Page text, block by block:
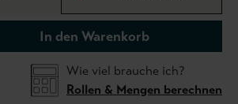
In den Warenkorb
Wie viel brauche ich?
Rollen & Mengen berechnen